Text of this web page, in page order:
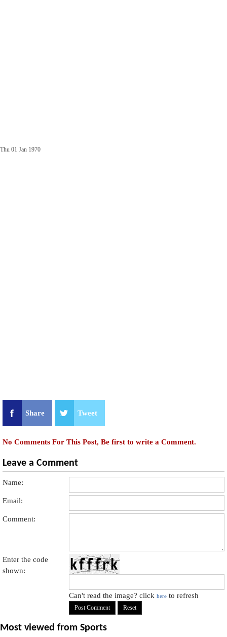
Thu 01 Jan 1970
Share Tweet
No Comments For This Post, Be first to write a Comment.
Leave a Comment
Name:
Email:
Comment:
Enter the code
shown:
Can't read the image? clickhere to refresh
Most viewed from Sports